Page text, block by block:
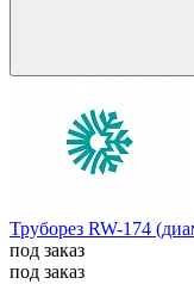
Труборез RW-174
под заказ
под заказ